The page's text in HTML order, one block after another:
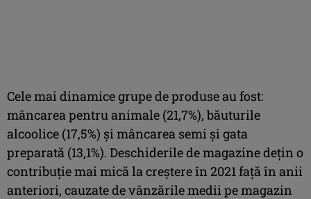
Cele mai dinamice grupe de produse au fost:
mâncarea pentru animale (21,7%), băuturile
alcoolice (17,5%) și mâncarea semi și gata
preparată (13,1%). Deschiderile de magazine dețin o
contribuție mai mică la creștere în 2021 față în anii
anteriori, cauzate de vânzările medii pe magazin